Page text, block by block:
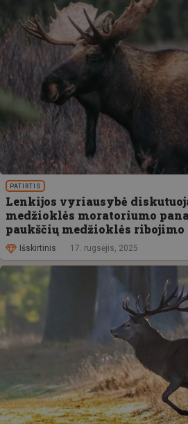
PATIRTIS
Lenkijos vyriausybė
medžioklės moratoriumo
paukščių medžioklės ribojimo
Išskirtinis 17. rugsėjis, 2025